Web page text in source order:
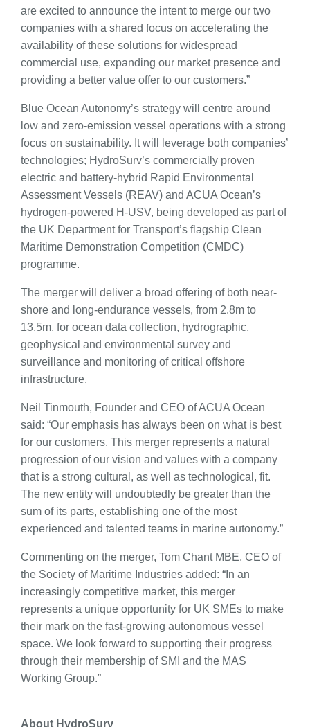
are excited to announce the intent to merge our two
companies with a shared focus on accelerating the
availability of these solutions for widespread
commercial use, expanding our market presence and
providing a better value offer to our customers.”
Blue Ocean Autonomy’s strategy will centre around
low and zero-emission vessel operations with a strong
focus on sustainability. It will leverage both companies’
technologies; HydroSurv’s commercially proven
electric and battery-hybrid Rapid Environmental
Assessment Vessels (REAV) and ACUA Ocean’s
hydrogen-powered H-USV, being developed as part of
the UK Department for Transport’s flagship Clean
Maritime Demonstration Competition (CMDC)
programme.
The merger will deliver a broad offering of both near-
shore and long-endurance vessels, from 2.8m to
13.5m, for ocean data collection, hydrographic,
geophysical and environmental survey and
surveillance and monitoring of critical offshore
infrastructure.
Neil Tinmouth, Founder and CEO of ACUA Ocean
said: “Our emphasis has always been on what is best
for our customers. This merger represents a natural
progression of our vision and values with a company
that is a strong cultural, as well as technological, fit.
The new entity will undoubtedly be greater than the
sum of its parts, establishing one of the most
experienced and talented teams in marine autonomy.”
Commenting on the merger, Tom Chant MBE, CEO of
the Society of Maritime Industries added: “In an
increasingly competitive market, this merger
represents a unique opportunity for UK SMEs to make
their mark on the fast-growing autonomous vessel
space. We look forward to supporting their progress
through their membership of SMI and the MAS
Working Group.”
About HydroSurv